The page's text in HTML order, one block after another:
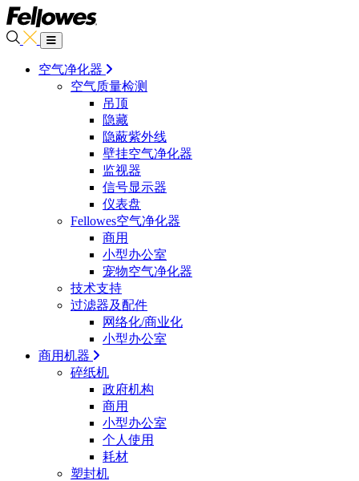
空气净化器
空气质量检测
吊顶
隐藏
隐蔽紫外线
壁挂空气净化器
监视器
信号显示器
仪表盘
Fellowes空气净化器
商用
小型办公室
宠物空气净化器
技术支持
过滤器及配件
网络化/商业化
小型办公室
商用机器
碎纸机
政府机构
商用
小型办公室
个人使用
耗材
塑封机